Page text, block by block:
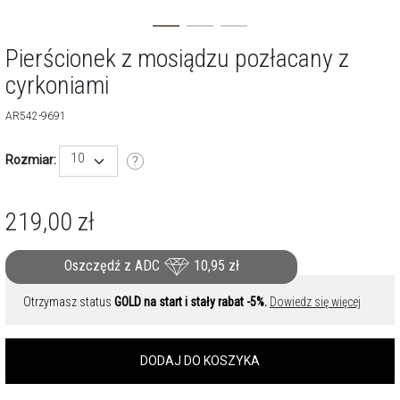
Pierścionek z mosiądzu pozłacany z
cyrkoniami
AR542-9691
Rozmiar: 10
219,00 zł
Oszczędź z ADC 10,95 zł
Otrzymasz status GOLD na start i stały rabat -5%. Dowiedz się więcej
DODAJ DO KOSZYKA